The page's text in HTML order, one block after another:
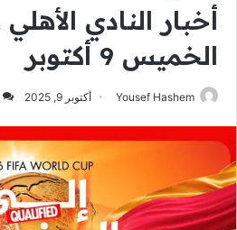
أخبار النادي الأهلي
الخميس 9 أكتوبر
Yousef Hashem أكتوبر 9, 2025